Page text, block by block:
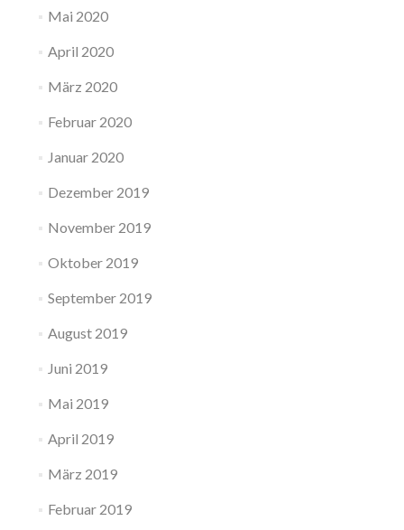
Mai 2020
April 2020
März 2020
Februar 2020
Januar 2020
Dezember 2019
November 2019
Oktober 2019
September 2019
August 2019
Juni 2019
Mai 2019
April 2019
März 2019
Februar 2019